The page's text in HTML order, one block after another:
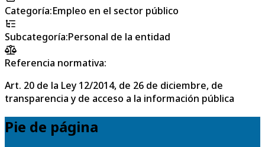
Categoría:Empleo en el sector público
Subcategoría:Personal de la entidad
Referencia normativa:
Art. 20 de la Ley 12/2014, de 26 de diciembre, de
transparencia y de acceso a la información pública
Pie de página